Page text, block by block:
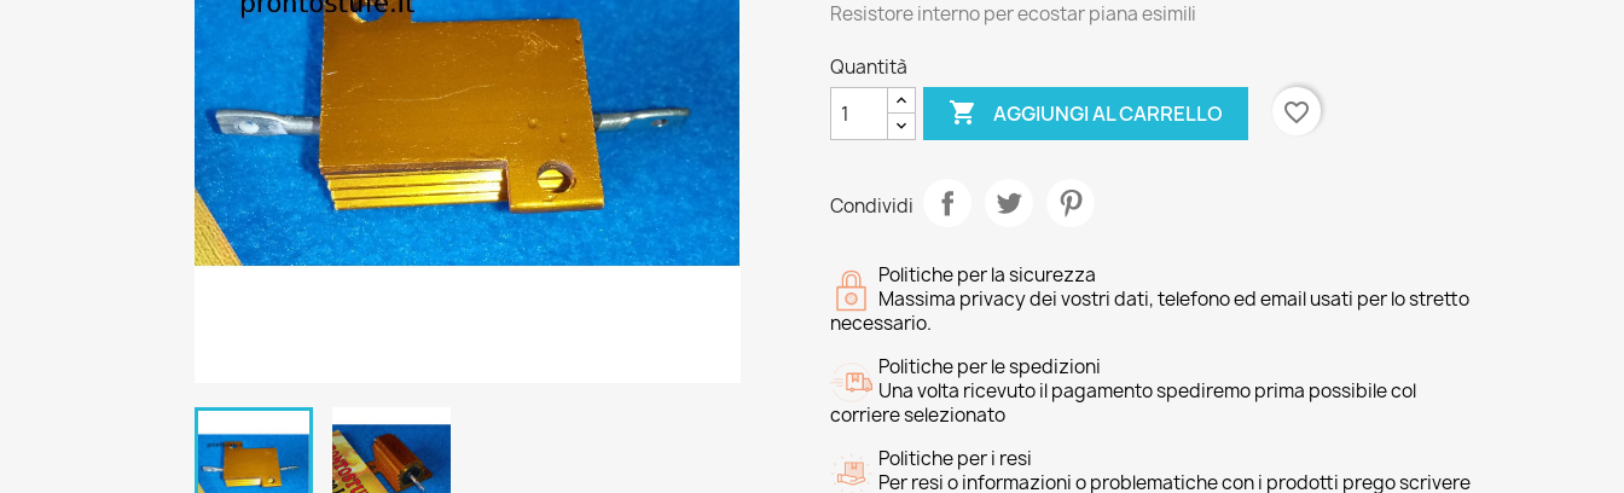
Resistore interno per ecostar piana esimili
Quantità
 AGGIUNGI AL CARRELLO favorite_border
Condividi
Politiche per la sicurezza
Massima privacy dei vostri dati, telefono ed email usati per lo stretto
necessario.
Politiche per le spedizioni
Una volta ricevuto il pagamento spediremo prima possibile col
corriere selezionato
Politiche per i resi
Per resi o informazioni o problematiche con i prodotti prego scrivere